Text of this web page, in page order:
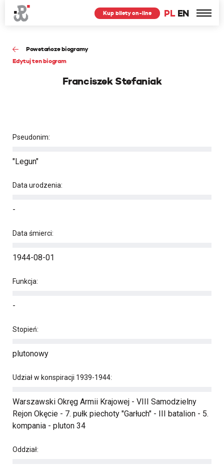
PL EN
Kup bilety on-line
Powstańcze biogramy
Edytuj ten biogram
Franciszek Stefaniak
Pseudonim:
"Legun"
Data urodzenia:
-
Data śmierci:
1944-08-01
Funkcja:
-
Stopień:
plutonowy
Udział w konspiracji 1939-1944:
Warszawski Okręg Armii Krajowej - VIII Samodzielny
Rejon Okęcie - 7. pułk piechoty "Garłuch" - III batalion - 5.
kompania - pluton 34
Oddział: